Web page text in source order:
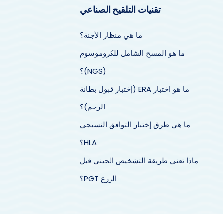
تقنيات التلقيح الصناعي
ما هي منظار الأجنة؟
ما هو المسح الشامل للكروموسوم
(NGS)؟
ما هو اختبار ERA (إختبار قبول بطانة
الرحم)؟
ما هي طرق إختبار التوافق النسيجي
HLA؟
ماذا تعني طريقة التشخيص الجيني قبل
الزرع PGT؟